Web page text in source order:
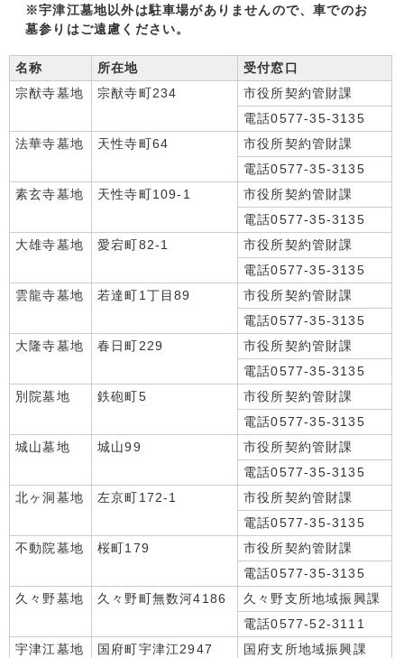
※宇津江墓地以外は駐車場がありませんので、車でのお
墓参りはご遠慮ください。
名称 所在地
受付窓口
宗猷寺墓地
宗猷寺町234
市役所契約管財課
電話0577-35-3135
法華寺墓地
天性寺町64
市役所契約管財課
電話0577-35-3135
素玄寺墓地
天性寺町109-1
市役所契約管財課
電話0577-35-3135
大雄寺墓地
愛宕町82-1
市役所契約管財課
電話0577-35-3135
雲龍寺墓地
若達町1丁目89
市役所契約管財課
電話0577-35-3135
大隆寺墓地
春日町229
市役所契約管財課
電話0577-35-3135
別院墓地
鉄砲町5
市役所契約管財課
電話0577-35-3135
城山墓地
城山99
市役所契約管財課
電話0577-35-3135
北ヶ洞墓地
左京町172-1
市役所契約管財課
電話0577-35-3135
不動院墓地
桜町179
市役所契約管財課
電話0577-35-3135
久々野墓地
久々野町無数河4186
久々野支所地域振興課
電話0577-52-3111
宇津江墓地
国府町宇津江2947
国府支所地域振興課